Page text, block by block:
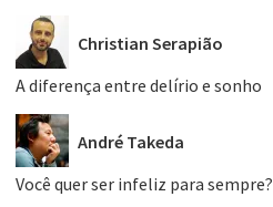
Christian Serapião
A diferença entre delírio e sonho
André Takeda
Você quer ser infeliz para sempre?